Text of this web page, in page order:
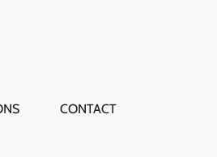
CONTACT